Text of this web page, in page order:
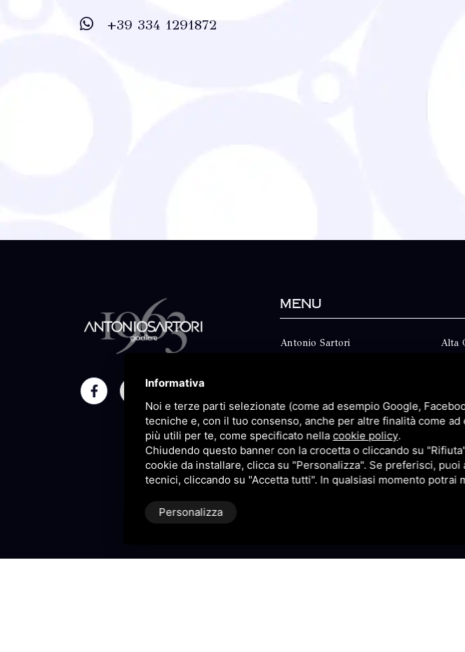
+39 334 1291872
Menu
Antonio Sartori Alta
Maison Faq
Blog
Sitemap
Informativa
Noi e terze parti selezionate (come ad esempio Google,
tecniche e, con il tuo consenso, anche per altre finalità come
più utili per te, come specificato nella cookie policy.
Chiudendo questo banner con la crocetta o cliccando su
cookie da installare, clicca su "Personalizza". Se preferisci,
tecnici, cliccando su "Accetta tutti". In qualsiasi momento potrai
Personalizza